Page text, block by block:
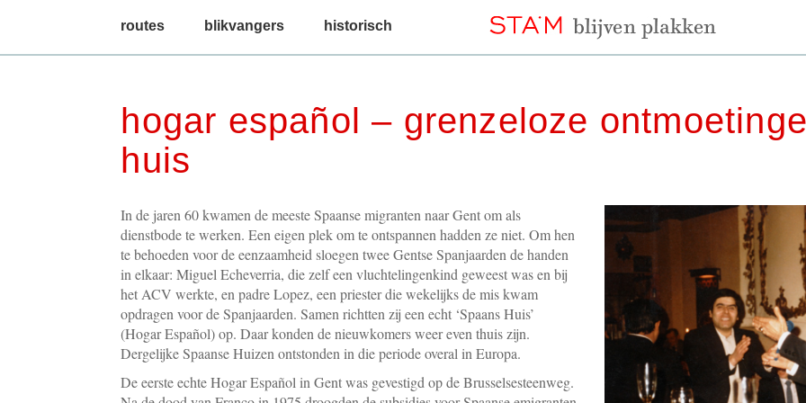
routes blikvangers historisch
hogar español – grenzeloze
huis
In de jaren 60 kwamen de meeste Spaanse migranten naar Gent om als
dienstbode te werken. Een eigen plek om te ontspannen hadden ze niet. Om hen
te behoeden voor de eenzaamheid sloegen twee Gentse Spanjaarden de handen
in elkaar: Miguel Echeverria, die zelf een vluchtelingenkind geweest was en bij
het ACV werkte, en padre Lopez, een priester die wekelijks de mis kwam
opdragen voor de Spanjaarden. Samen richtten zij een echt ‘Spaans Huis’
(Hogar Español) op. Daar konden de nieuwkomers weer even thuis zijn.
Dergelijke Spaanse Huizen ontstonden in die periode overal in Europa.
De eerste echte Hogar Español in Gent was gevestigd op de Brusselsesteenweg.